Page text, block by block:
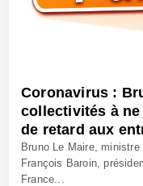
Coronavirus :
collectivités à
de retard aux
Bruno Le Maire,
François Baroin,
France...